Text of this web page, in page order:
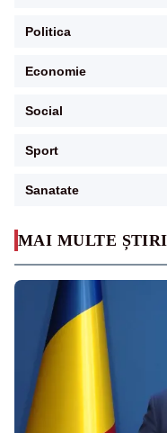
MAI MULTE
Politica
Economie
Social
Sport
Sanatate